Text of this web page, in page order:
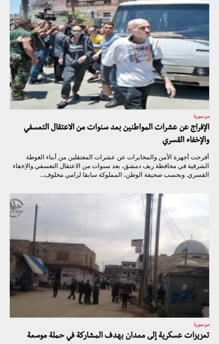
من سوريا
الإفراج عن عشرات المواطنين بعد سنوات من الاعتقال التعسفي
والإخفاء القسري
أفرجت أجهزة الأمن والمخابرات عن عشرات المعتقلين من أبناء الغوطة
الشرقية في محافظة ريف دمشق، بعد سنوات من الاعتقال التعسفي والإخفاء
القسري. وبحسب صحيفة الوطن، المملوكة سابقا لرامي مخلوف...
من سوريا
تعزيزات عسكرية إلى معدان بهدف المشاركة في حملة موسعة